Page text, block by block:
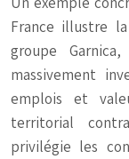
France illustre
groupe
massivement
emplois et
territorial
privilégie les